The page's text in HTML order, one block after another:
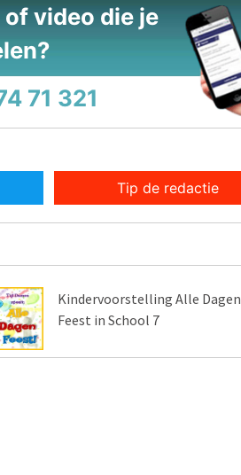
video die je
71 321
Tip de redactie
Kindervoorstelling Alle Dagen
Feest in School 7